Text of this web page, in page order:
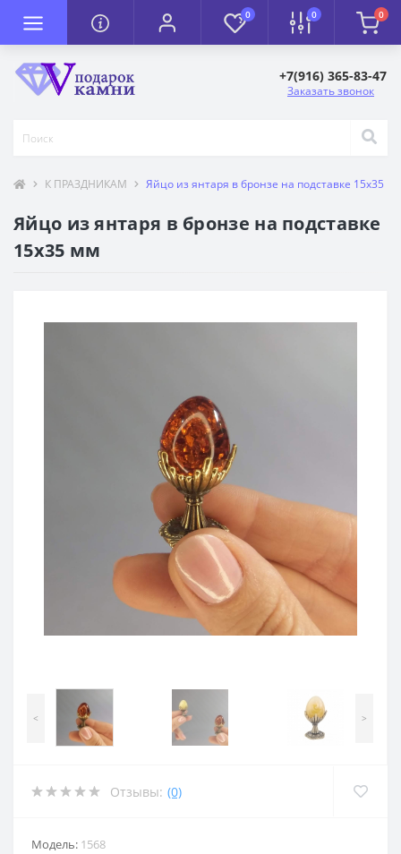
0 0 0
+7(916) 365-83-47
Заказать звонок
К ПРАЗДНИКАМ Яйцо из янтаря в бронзе на подставке 15х35
Яйцо из янтаря в бронзе на подставке
15х35 мм
< >
Отзывы: (0)
Модель: 1568